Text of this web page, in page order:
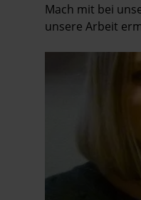
Mach mit bei
unsere Arbeit